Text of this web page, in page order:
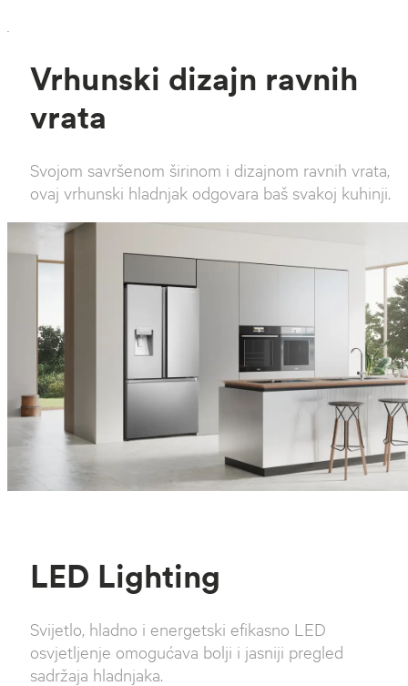
`
Vrhunski dizajn ravnih
vrata
Svojom savršenom širinom i dizajnom ravnih vrata,
ovaj vrhunski hladnjak odgovara baš svakoj kuhinji.
LED Lighting
Svijetlo, hladno i energetski efikasno LED
osvjetljenje omogućava bolji i jasniji pregled
sadržaja hladnjaka.